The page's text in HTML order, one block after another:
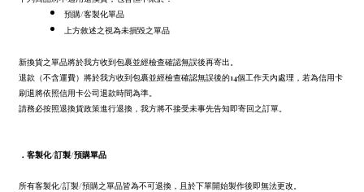
預購/客製化單品
上方敘述之視為未損毀之單品
新換貨之單品將於我方收到包裹並經檢查確認無誤後再寄出。
退款（不含運費）將於我方收到包裹並經檢查確認無誤後的14個工作天內處理，若為信用卡
刷退將依照信用卡公司退款時間為準。
請務必按照退換貨政策進行退換，我方將不接受未事先告知即寄回之訂單。
． 客製化/訂製/預購單品
所有客製化/訂製/預購之單品皆為不可退換，且於下單開始製作後即無法更改。